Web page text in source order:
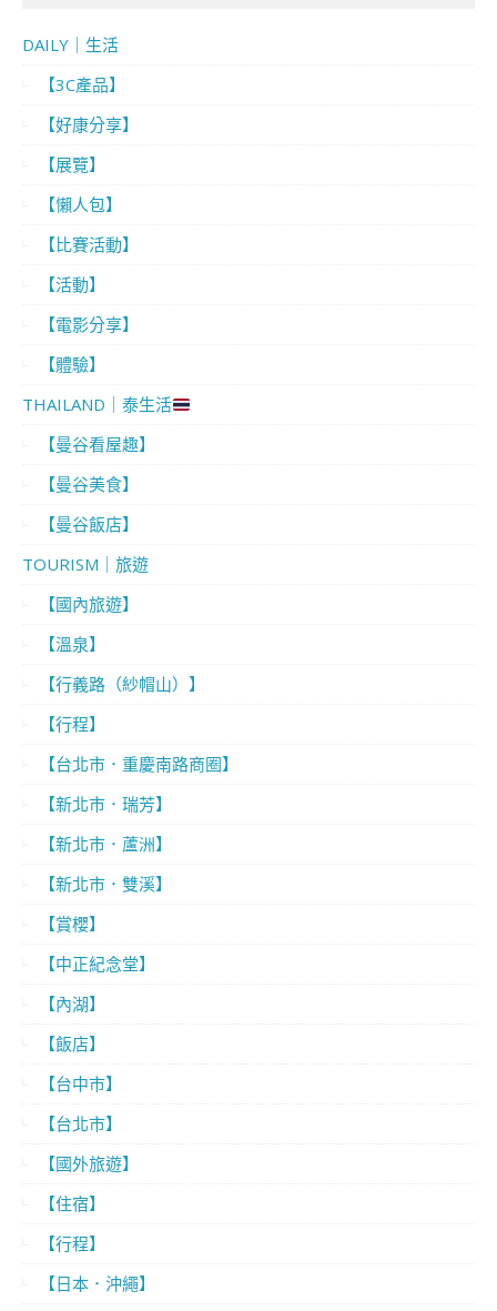
DAILY｜生活
【3C產品】
【好康分享】
【展覽】
【懶人包】
【比賽活動】
【活動】
【電影分享】
【體驗】
THAILAND｜泰生活
【曼谷看屋趣】
【曼谷美食】
【曼谷飯店】
TOURISM｜旅遊
【國內旅遊】
【溫泉】
【行義路（紗帽山）】
【行程】
【台北市．重慶南路商圈】
【新北市．瑞芳】
【新北市．蘆洲】
【新北市．雙溪】
【賞櫻】
【中正紀念堂】
【內湖】
【飯店】
【台中市】
【台北市】
【國外旅遊】
【住宿】
【行程】
【日本．沖繩】